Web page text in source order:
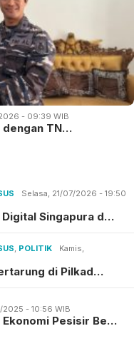
- 09:39 WIB
dengan TN…
Selasa, 21/07/2026 - 19:50
Digital Singapura d…
, POLITIK
Kamis,
di Pilkad…
2025 - 10:56 WIB
Ekonomi Pesisir Be…